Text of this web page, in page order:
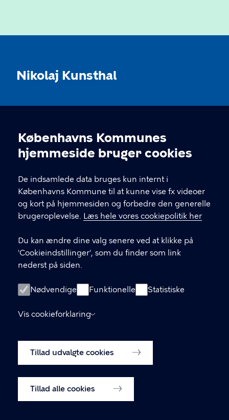
Cookieindstillinger
Københavns Kommunes
hjemmeside bruger cookies
De indsamlede data bruges kun internt i
Københavns Kommune til at kunne vise fx videoer
og kort på hjemmesiden og forbedre den generelle
brugeroplevelse. Læs hele vores cookiepolitik her
Du kan ændre dine valg senere ved at klikke på
'Cookieindstillinger', som du finder som link
nederst på siden.
Nødvendige Funktionelle Statistiske
Vis cookieforklaring
Tillad udvalgte cookies
Tillad alle cookies
Nikolaj Kunsthal
Nikolaj Plads 10, 1067 København
nikolajkunsthal@kff.kk.dk
EAN: 5798009780331
LINKS
Kontakt
Facebook
Instagram
Linkedin
Cookiepolitik
Cookieindstillinger